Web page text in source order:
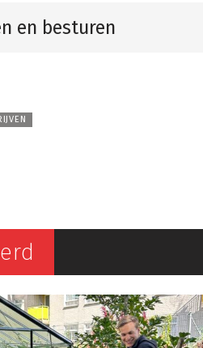
en besturen